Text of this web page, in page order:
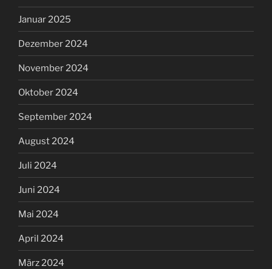
Januar 2025
Dezember 2024
November 2024
Oktober 2024
September 2024
August 2024
Juli 2024
Juni 2024
Mai 2024
April 2024
März 2024